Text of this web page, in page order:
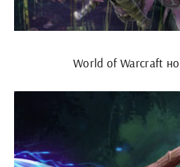
World of Warcraft